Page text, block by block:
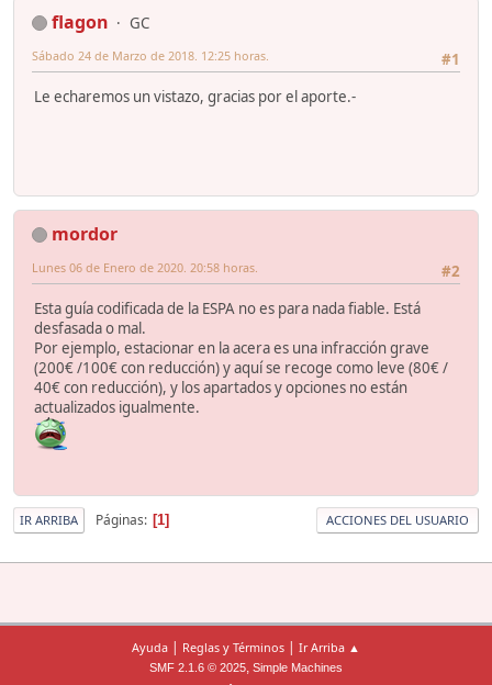
flagon
GC
#1
Sábado 24 de Marzo de 2018. 12:25 horas.
Le echaremos un vistazo, gracias por el aporte.-
mordor
#2
Lunes 06 de Enero de 2020. 20:58 horas.
Esta guía codificada de la ESPA no es para nada fiable. Está
desfasada o mal.
Por ejemplo, estacionar en la acera es una infracción grave
(200€ /100€ con reducción) y aquí se recoge como leve (80€ /
40€ con reducción), y los apartados y opciones no están
actualizados igualmente.
IR ARRIBA Páginas 1 ACCIONES DEL USUARIO
Ayuda | Reglas y Términos | Ir Arriba ▲
SMF 2.1.6 © 2025, Simple Machines